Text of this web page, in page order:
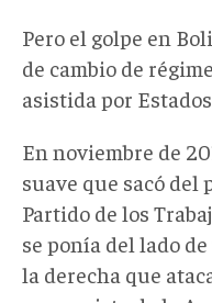
Pero el golpe en
de cambio de
asistida por
En noviembre de
suave que sacó del
Partido de los
se ponía del lado
la derecha que